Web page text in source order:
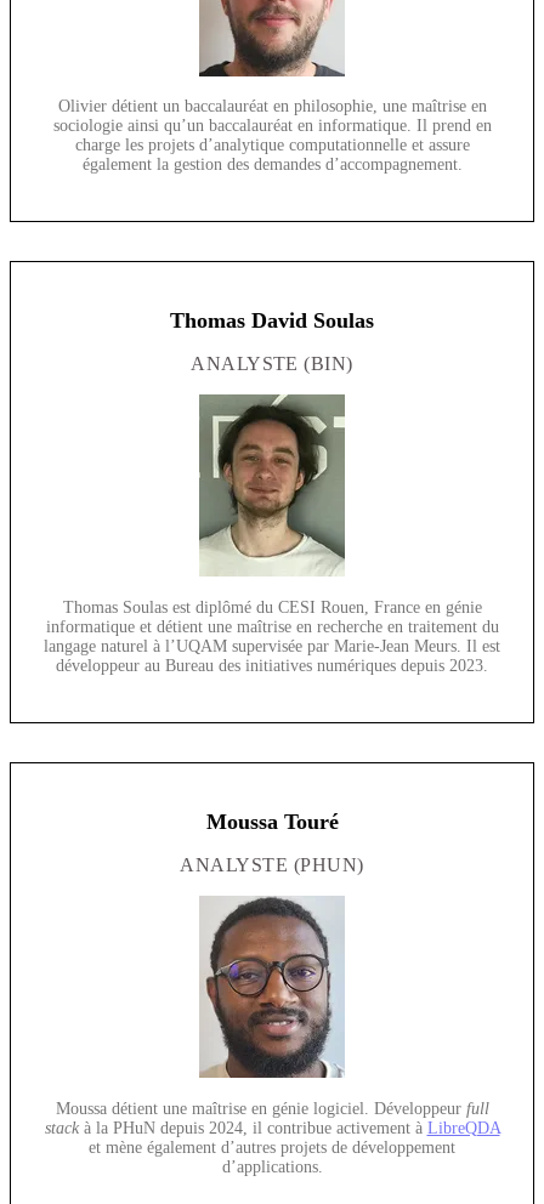
Olivier détient un baccalauréat en philosophie, une maîtrise en
sociologie ainsi qu’un baccalauréat en informatique. Il prend en
charge les projets d’analytique computationnelle et assure
également la gestion des demandes d’accompagnement.
Thomas David Soulas
ANALYSTE (BIN)
Thomas Soulas est diplômé du CESI Rouen, France en génie
informatique et détient une maîtrise en recherche en traitement du
langage naturel à l’UQAM supervisée par Marie-Jean Meurs. Il est
développeur au Bureau des initiatives numériques depuis 2023.
Moussa Touré
ANALYSTE (PHUN)
Moussa détient une maîtrise en génie logiciel. Développeur full
stackà la PHuN depuis 2024, il contribue activement à LibreQDA
et mène également d’autres projets de développement
d’applications.